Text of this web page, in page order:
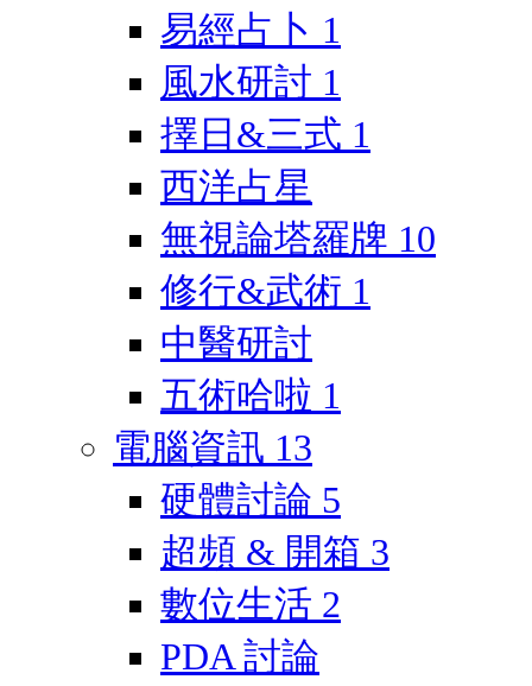
易經占卜 1
風水研討 1
擇日&三式 1
西洋占星
無視論塔羅牌 10
修行&武術 1
中醫研討
五術哈啦 1
電腦資訊 13
硬體討論 5
超頻 & 開箱 3
數位生活 2
PDA 討論